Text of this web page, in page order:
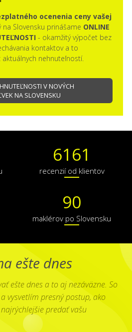
ocenenia ceny vašej
na Slovensku prinášame ONLINE
- okamžitý výpočet bez
kontaktov a to
nehnuteľností.
V NOVÝCH
NA SLOVENSKU
6161
recenzií od klientov
90
maklérov po Slovensku
ešte dnes
ešte dnes a to aj nezáväzne. So
vysvetlím presný postup, ako
predať vašu